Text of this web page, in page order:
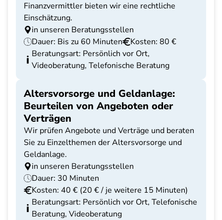
Finanzvermittler bieten wir eine rechtliche
Einschätzung.
in unseren Beratungsstellen
Dauer: Bis zu 60 Minuten
Kosten: 80 €
Beratungsart: Persönlich vor Ort,
Videoberatung, Telefonische Beratung
Altersvorsorge und Geldanlage:
Beurteilen von Angeboten oder
Verträgen
Wir prüfen Angebote und Verträge und beraten
Sie zu Einzelthemen der Altersvorsorge und
Geldanlage.
in unseren Beratungsstellen
Dauer: 30 Minuten
Kosten: 40 € (20 € / je weitere 15 Minuten)
Beratungsart: Persönlich vor Ort, Telefonische
Beratung, Videoberatung